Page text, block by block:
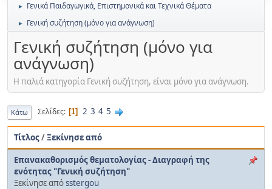
► Γενικά Παιδαγωγικά, Επιστημονικά και Τεχνικά Θέματα
► Γενική συζήτηση (μόνο για ανάγνωση)
Γενική συζήτηση (μόνο για
ανάγνωση)
Η παλιά κατηγορία Γενική συζήτηση, είναι μόνο για ανάγνωση.
Κάτω Σελίδες 1 2 3 4 5
Τίτλος/Ξεκίνησε από
Επανακαθορισμός θεματολογίας - Διαγραφή της
ενότητας "Γενική συζήτηση"
Ξεκίνησε απόsstergou